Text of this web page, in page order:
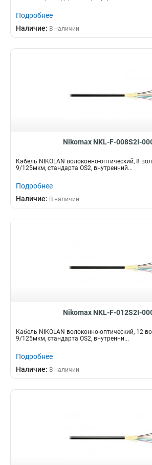
Подробнее
Наличие: В наличии
Nikomax NKL-F-008S2I-
Кабель NIKOLAN волоконно-оптический, 8
9/125мкм, стандарта OS2, внутренний...
Подробнее
Наличие: В наличии
Nikomax NKL-F-012S2I-
Кабель NIKOLAN волоконно-оптический, 12
9/125мкм, стандарта OS2, внутренни...
Подробнее
Наличие: В наличии